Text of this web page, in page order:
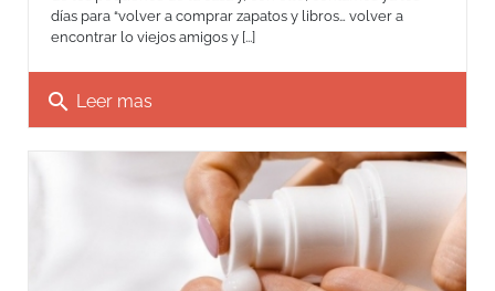
días para “volver a comprar zapatos y libros… volver a
encontrar lo viejos amigos y [...]
search Leer mas